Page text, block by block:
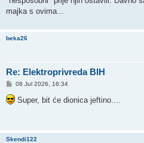
majka s ovima...
beka26
Re: Elektroprivreda BIH
P
s
t
08 Jul 2026, 16:34
Super, bit će dionica jeftino....
Skendi122